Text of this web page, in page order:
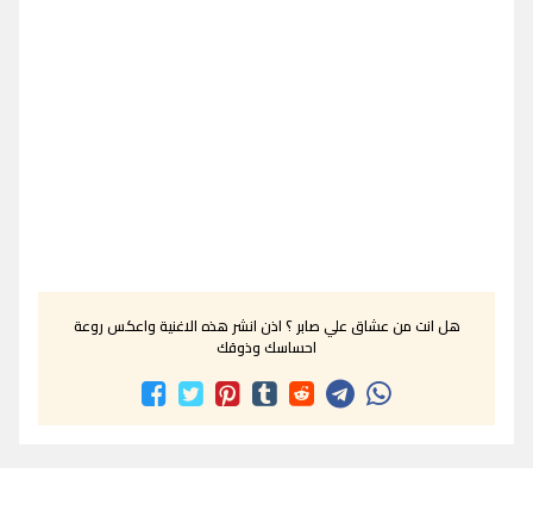
هل انت من عشاق علي صابر ؟ اذن انشر هذه الاغنية واعكس روعة
احساسك وذوقك